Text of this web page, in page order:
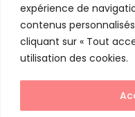
expérience de
contenus
cliquant sur « Tout
utilisation des cookies.
Clinique Dre G.
esthétique ||